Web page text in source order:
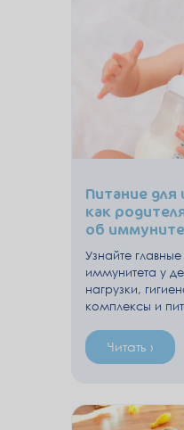
Питание
как
об
Узнайте
иммунитета у
нагрузки,
комплексы и
Читать ›